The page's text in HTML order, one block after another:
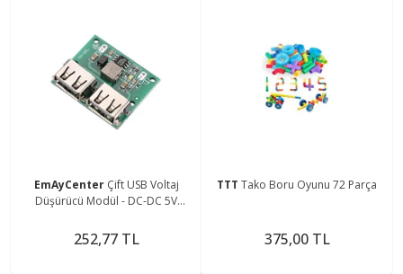
EmAyCenter Çift USB Voltaj
Düşürücü Modül - DC-DC 5V
252,77 TL
TTT Tako Boru Oyunu 72 Parça
375,00 TL